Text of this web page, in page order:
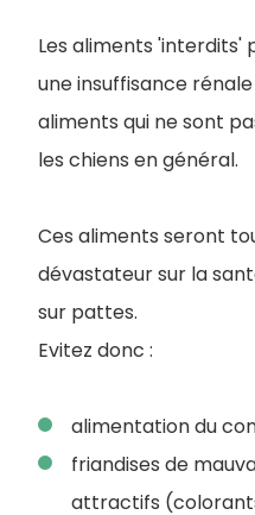
Les aliments 'interdits'
une insuffisance
aliments qui ne sont
les chiens en général.
Ces aliments seront
dévastateur sur la
sur pattes.
Evitez donc :
alimentation du
friandises de
attractifs